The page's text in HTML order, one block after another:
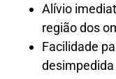
Alívio
região dos
Facilidade